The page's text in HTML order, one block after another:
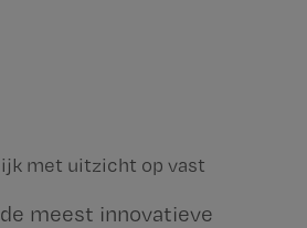
met uitzicht op vast
meest innovatieve